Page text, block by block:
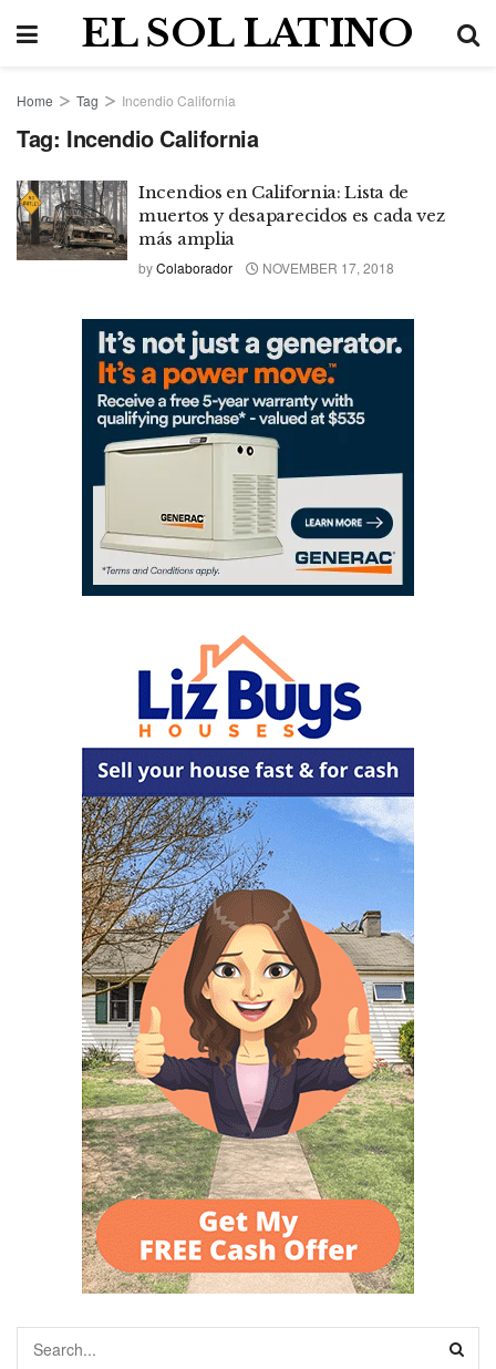
EL SOL LATINO
Home Tag Incendio California
Tag: Incendio California
Incendios en California: Lista de
muertos y desaparecidos es cada vez
más amplia
byColaborador NOVEMBER 17, 2018